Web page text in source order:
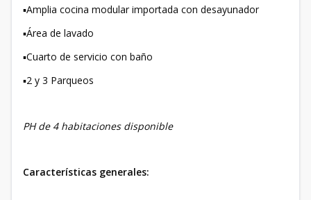
▪️Amplia cocina modular importada con desayunador
▪️Área de lavado
▪️Cuarto de servicio con baño
▪️2 y 3 Parqueos
PH de 4 habitaciones disponible
Características generales: